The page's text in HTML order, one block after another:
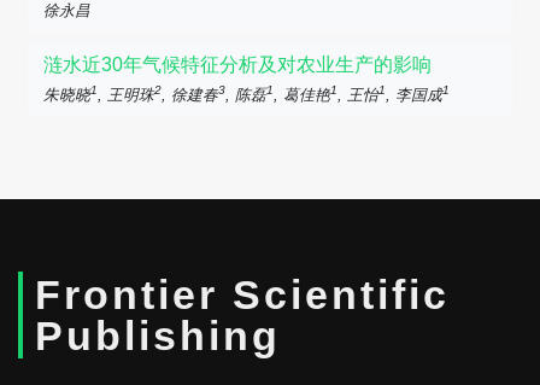
徐永昌
涟水近30年气候特征分析及对农业生产的影响
朱晓晓1, 王明珠2, 徐建春3, 陈磊1, 葛佳艳1, 王怡1, 李国成1
Frontier Scientific
Publishing